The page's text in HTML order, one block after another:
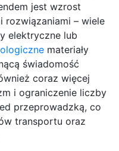
jest wzrost
rozwiązaniami – wiele
elektryczne lub
materiały
świadomość
coraz więcej
i ograniczenie liczby
przeprowadzką, co
transportu oraz